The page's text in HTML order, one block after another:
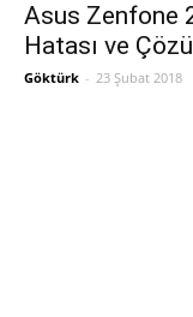
Asus Zenfone
Hatası ve
Göktürk - 23 Şubat 2018